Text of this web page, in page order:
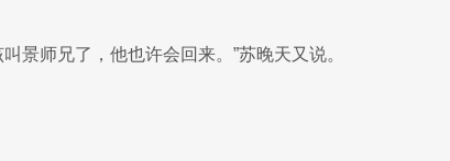
师兄了，他也许会回来。”苏晚天又说。